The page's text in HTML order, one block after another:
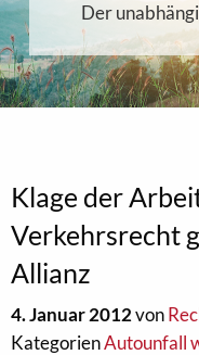
Der
Klage der
Verkehrsrecht
Allianz
4. Januar 2012von
KategorienAutounfall